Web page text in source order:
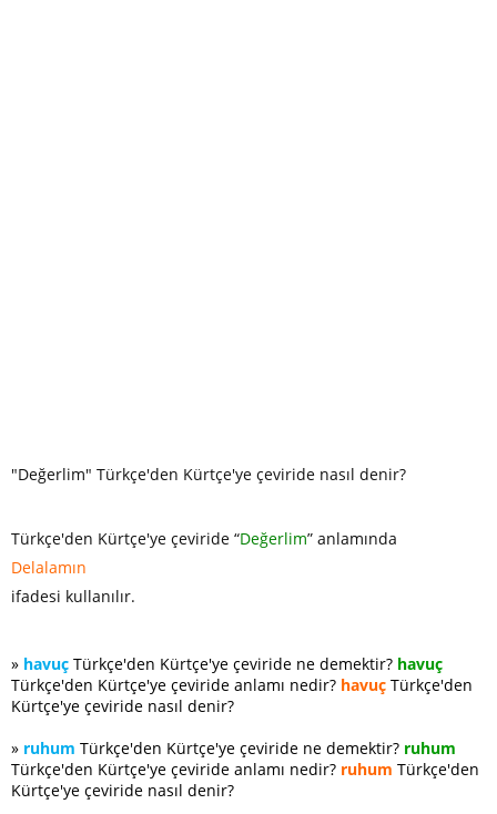
"Değerlim" Türkçe'den Kürtçe'ye çeviride nasıl denir?
Türkçe'den Kürtçe'ye çeviride “Değerlim” anlamında
Delalamın
ifadesi kullanılır.
» havuç Türkçe'den Kürtçe'ye çeviride ne demektir? havuç
Türkçe'den Kürtçe'ye çeviride anlamı nedir? havuç Türkçe'den
Kürtçe'ye çeviride nasıl denir?
» ruhum Türkçe'den Kürtçe'ye çeviride ne demektir? ruhum
Türkçe'den Kürtçe'ye çeviride anlamı nedir? ruhum Türkçe'den
Kürtçe'ye çeviride nasıl denir?